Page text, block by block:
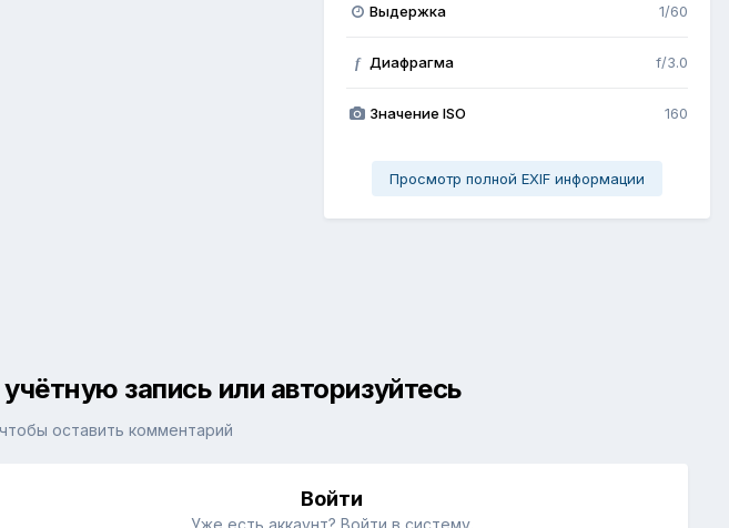
Выдержка 1/60
f Диафрагма f/3.0
Значение ISO 160
Просмотр полной EXIF информации
запись или авторизуйтесь
оставить комментарий
Войти
Уже есть аккаунт? Войти в систему.